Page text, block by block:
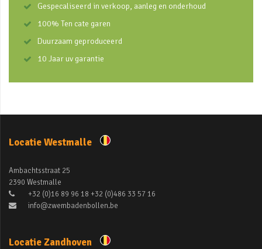
Gespecaliseerd in verkoop, aanleg en onderhoud
100% Ten cate garen
Duurzaam geproduceerd
10 Jaar uv garantie
Locatie Westmalle
Ambachtsstraat 25
2390 Westmalle
+32 (0)16 89 96 18 +32 (0)486 33 57 16
info@zwembadenbollen.be
Locatie Zandhoven